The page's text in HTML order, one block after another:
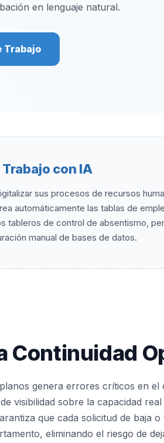
en lenguaje natural.
Trabajo
con IA
sus procesos de recursos
automáticamente las tablas de
tableros de control de absentismo,
manual de bases de datos.
Continuidad
genera errores críticos en el
visibilidad sobre la capacidad real
que cada solicitud de baja o
eliminando el riesgo de